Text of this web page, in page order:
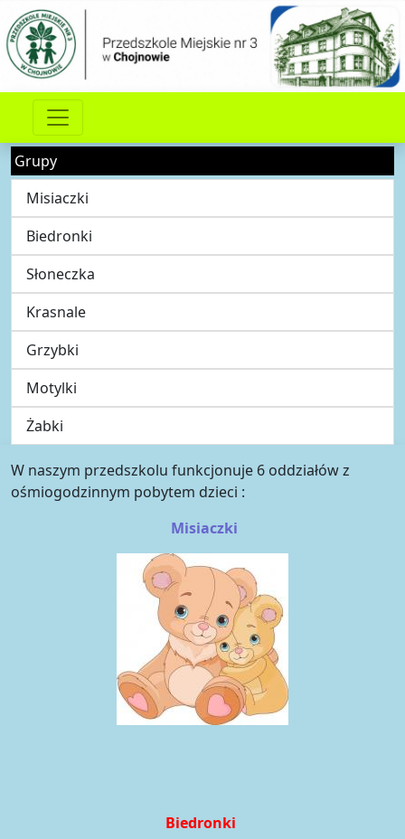
Grupy
Misiaczki
Biedronki
Słoneczka
Krasnale
Grzybki
Motylki
Żabki
W naszym przedszkolu funkcjonuje 6 oddziałów z
ośmiogodzinnym pobytem dzieci :
Misiaczki
Biedronki